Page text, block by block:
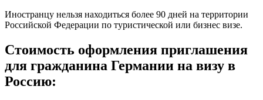
Иностранцу нельзя находиться более 90 дней на территории
Российской Федерации по туристической или бизнес визе.
Стоимость оформления приглашения
для гражданина Германии на визу в
Россию: